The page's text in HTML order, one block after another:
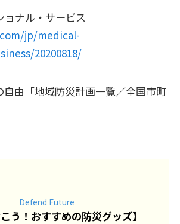
ョナル・サービス
jp/medical-
20200818/
自由「地域防災計画一覧／全国市町
Defend Future
う！おすすめの防災グッズ】